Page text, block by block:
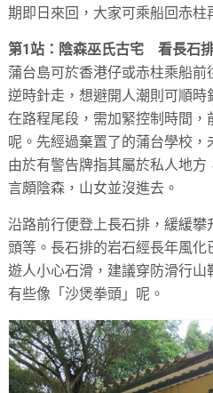
期即日來回，大家可乘船回赤柱
第1站：陰森巫氏古宅 看長石
蒲台島可於香港仔或赤柱乘船
逆時針走，想避開人潮則可順
在路程尾段，需加緊控制時間，
呢。先經過棄置了的蒲台學校，
由於有警告牌指其屬於私人地
言頗陰森，山女並沒進去。
沿路前行便登上長石排，緩緩
頭等。長石排的岩石經長年風化
遊人小心石滑，建議穿防滑行
有些像「沙煲拳頭」呢。